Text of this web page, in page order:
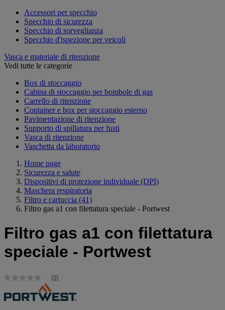
Accessori per specchio
Specchio di sicurezza
Specchio di sorveglianza
Specchio d'ispezione per veicoli
Vasca e materiale di ritenzione
Vedi tutte le categorie
Box di stoccaggio
Cabina di stoccaggio per bombole di gas
Carrello di ritenzione
Container e box per stoccaggio esterno
Pavimentazione di ritenzione
Supporto di spillatura per fusti
Vasca di ritenzione
Vaschetta da laboratorio
Home page
Sicurezza e salute
Dispositivi di protezione individuale (DPI)
Maschera respiratoria
Filtro e cartuccia (41)
Filtro gas a1 con filettatura speciale - Portwest
Filtro gas a1 con filettatura
speciale - Portwest
Nessuna
valutazione
Stesso
(0)